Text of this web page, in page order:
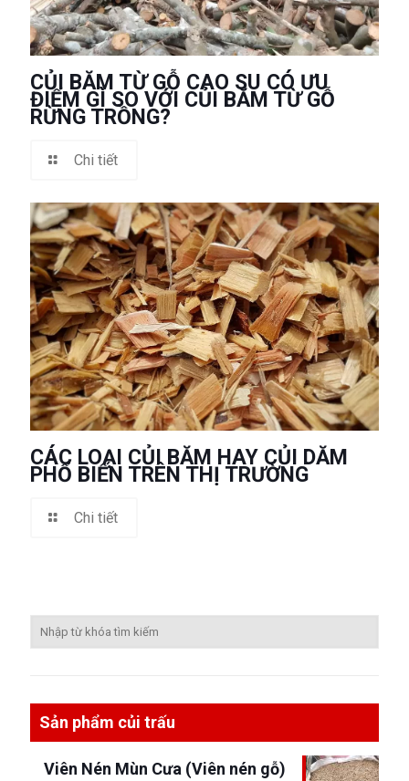
CỦI BĂM TỪ GỖ CAO SU CÓ ƯU
ĐIỂM GÌ SO VỚI CỦI BĂM TỪ GỖ
RỪNG TRỒNG?
Chi tiết
CÁC LOẠI CỦI BĂM HAY CỦI DĂM
PHỔ BIẾN TRÊN THỊ TRƯỜNG
Chi tiết
Sản phẩm củi trấu
Viên Nén Mùn Cưa (Viên nén gỗ)